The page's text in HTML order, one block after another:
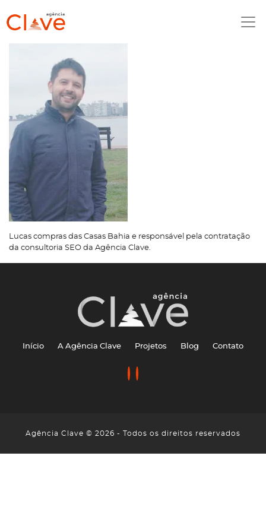
Lucas compras das Casas Bahia e responsável pela contratação
da consultoria SEO da Agência Clave.
Início A Agência Clave Projetos Blog Contato
Agência Clave © 2026 - Todos os direitos reservados